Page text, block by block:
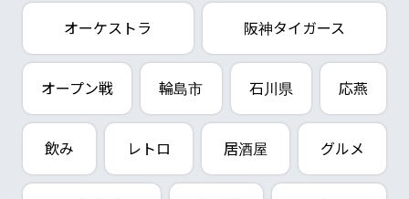
オーケストラ 阪神タイガース
オープン戦 輪島市 石川県 応燕
飲み レトロ 居酒屋 グルメ